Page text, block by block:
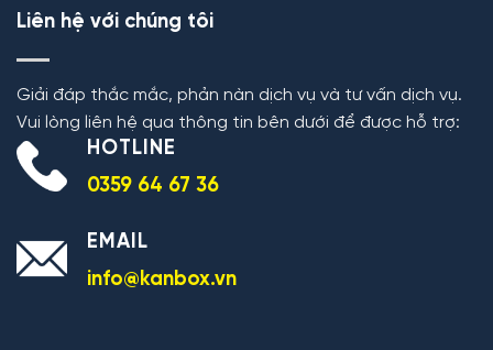
Liên hệ với chúng tôi
Giải đáp thắc mắc, phản nàn dịch vụ và tư vấn dịch vụ.
Vui lòng liên hệ qua thông tin bên dưới để được hỗ trợ:
HOTLINE
0359 64 67 36
EMAIL
info@kanbox.vn